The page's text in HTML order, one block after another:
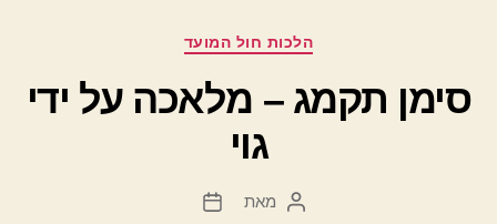
קטגוריות
הלכות חול המועד
סימן תקמג – מלאכה על ידי
גוי
המחבר
מאת
תאריך